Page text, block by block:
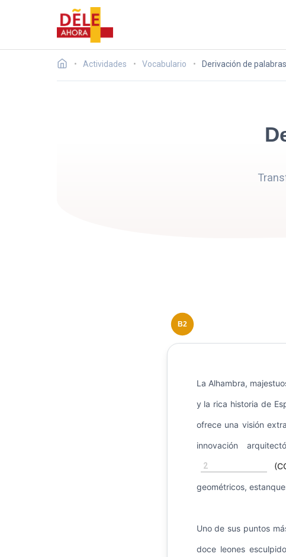
Actividades Vocabulario Derivación de
B2
La Alhambra,
y la rica historia de
ofrece una visión
innovación
2
geométricos,
Uno de sus puntos
doce leones